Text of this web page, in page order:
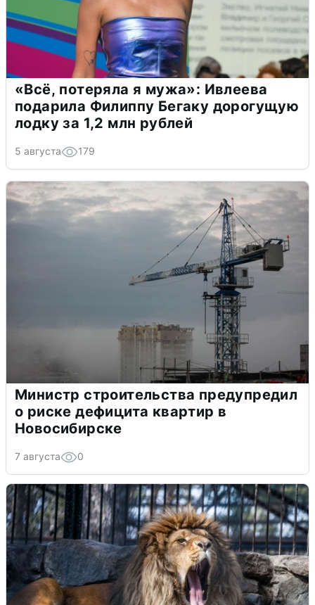
«Всё, потеряла я мужа»: Ивлеева
подарила Филиппу Бегаку дорогущую
лодку за 1,2 млн рублей
5 августа 179
Министр строительства предупредил
о риске дефицита квартир в
Новосибирске
7 августа 0